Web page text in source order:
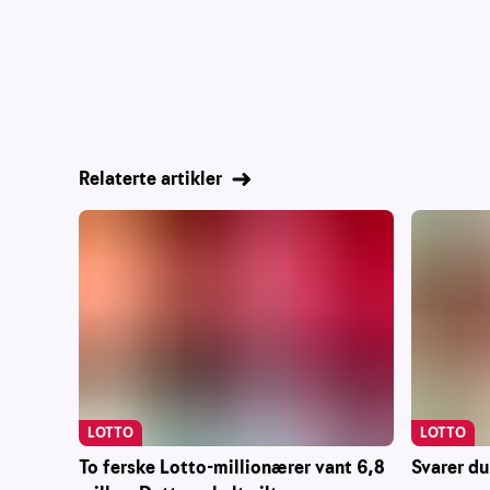
Relaterte artikler
To ferske Lotto-millionærer vant 6,8
LOTTO
Svarer
LOTTO